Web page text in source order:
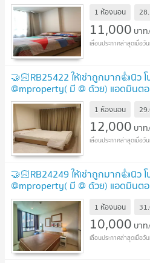
1 ห้องนอน
11,000 บา
🤝🏻RB25422 ให้เช่าถูกมาก👍นิว
@mproperty( มี @ ด้วย) แอดมินตอ
1 ห้องนอน
12,000 บา
🤝🏻RB24249 ให้เช่าถูกมาก👍นิว
@mproperty( มี @ ด้วย) แอดมินตอ
1 ห้องนอน
10,000 บา